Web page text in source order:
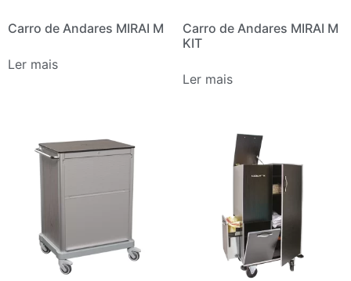
Carro de Andares MIRAI M
Ler mais
Carro de Andares MIRAI M
KIT
Ler mais